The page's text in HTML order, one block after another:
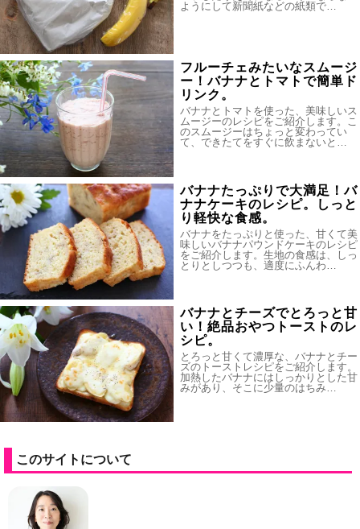
ようにして新聞紙などの紙類で…
フルーチェみたいなスムージ
ー！バナナとトマトで簡単ド
リンク。
バナナとトマトを使った、美味しいス
ムージーのレシピをご紹介します。こ
のスムージーはちょっと変わってい
て、できたてをすぐに飲まないと…
バナナたっぷりで大満足！バ
ナナケーキのレシピ。しっと
り軽快な食感。
バナナをたっぷりと使った、甘くて美
味しいバナナパウンドケーキのレシピ
をご紹介します。生地の食感は、しっ
とりとしつつも、適度にふんわ…
バナナとチーズでとろっと甘
い！絶品おやつトーストのレ
シピ。
とろっと甘くて濃厚な、バナナとチー
ズのトーストレシピをご紹介します。
加熱したバナナにはしっかりとした甘
みがあり、そこに少量のはちみ…
このサイトについて